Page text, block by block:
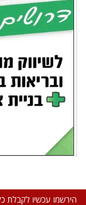
הירשמו עכשיו לקבלת